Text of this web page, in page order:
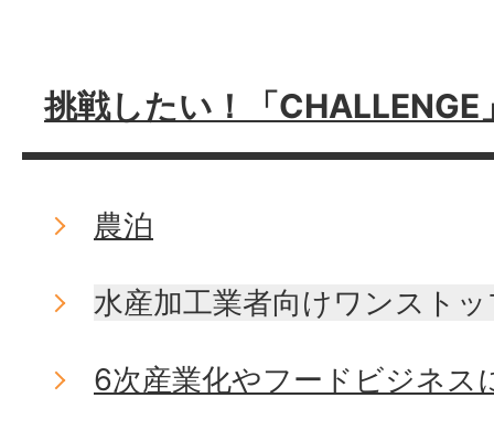
挑戦したい！「CHALLENGE
農泊
水産加工業者向けワンスト
6次産業化やフードビジネス